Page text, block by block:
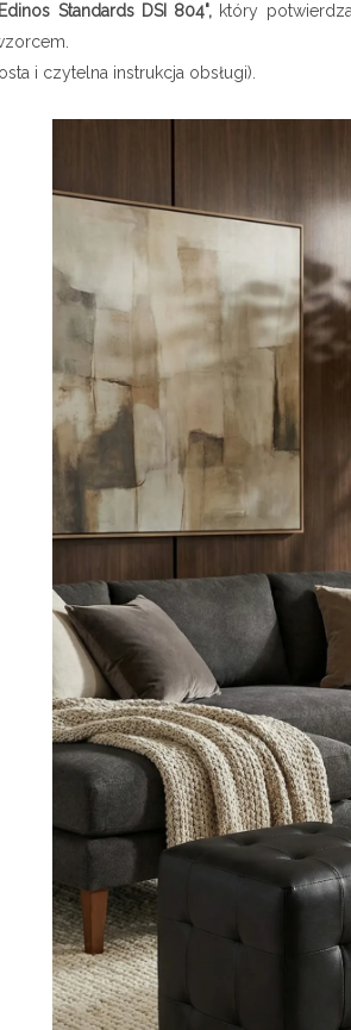
Standards DSI 804", który
i czytelna instrukcja obsługi).